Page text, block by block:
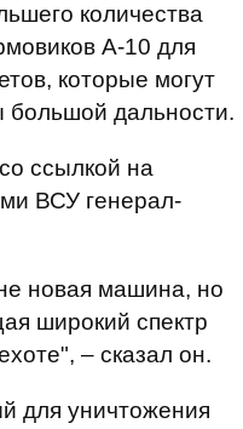
количества
А-10 для
которые могут
большой дальности.
со ссылкой на
ВСУ генерал-
новая машина, но
широкий спектр
– сказал он.
для уничтожения